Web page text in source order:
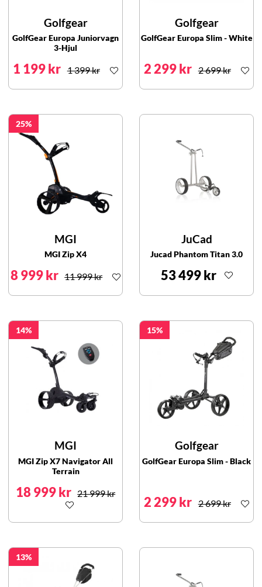
Golfgear
GolfGear Europa Juniorvagn
3-Hjul
1 199 kr 1 399 kr
Golfgear
GolfGear Europa Slim - White
2 299 kr 2 699 kr
25
MGI
MGI Zip X4
8 999 kr 11 999 kr
JuCad
Jucad Phantom Titan 3.0
53 499 kr
14
MGI
MGI Zip X7 Navigator All
Terrain
18 999 kr 21 999 kr
15
Golfgear
GolfGear Europa Slim - Black
2 299 kr 2 699 kr
13